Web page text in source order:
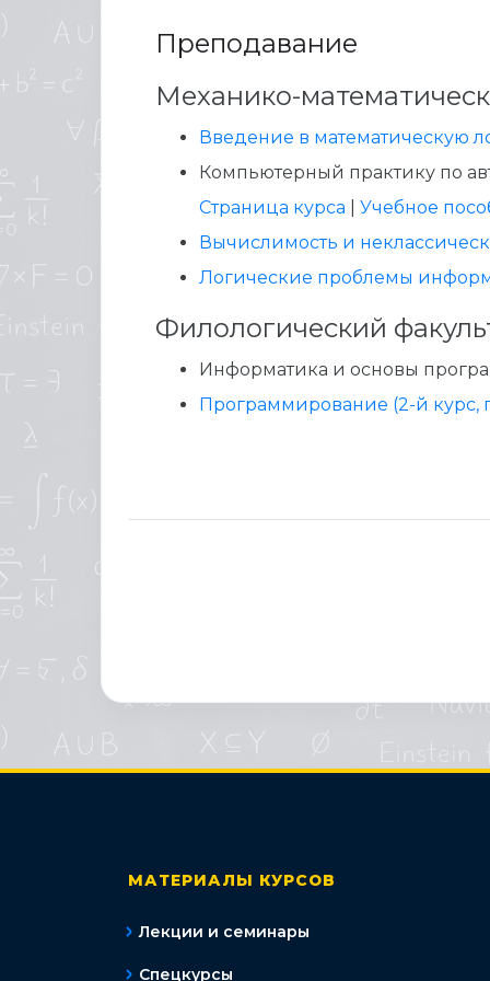
Преподавание
Механико-
Введение в математическую
Компьютерный практику по
Страница курса
Учебное
Вычислимость и
Логические проблемы
Филологический
Информатика и основы
Программирование (2-й курс,
МАТЕРИАЛЫ КУРСОВ
Лекции и семинары
Спецкурсы